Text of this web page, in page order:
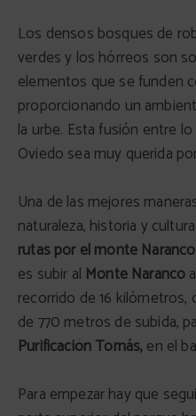
Los densos bosques de
verdes y los hórreos son
elementos que se funden
proporcionando un
la urbe. Esta fusión entre
Oviedo sea muy querida
Una de las mejores
naturaleza, historia y
rutas por el monte
es subir al Monte Naranco
recorrido de 16
de 770 metros de subida,
Purificación Tomás,en el
Para empezar hay que